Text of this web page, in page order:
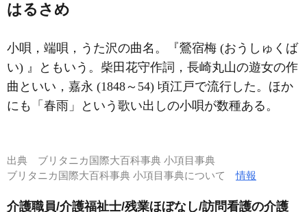
はるさめ
小唄，端唄，うた沢の曲名。『鶯宿梅 (おうしゅくば
い) 』ともいう。柴田花守作詞，長崎丸山の遊女の作
曲といい，嘉永 (1848～54) 頃江戸で流行した。ほか
にも「春雨」という歌い出しの小唄が数種ある。
出典 ブリタニカ国際大百科事典 小項目事典
ブリタニカ国際大百科事典 小項目事典について情報
介護職員/介護福祉士/残業ほぼなし/訪問看護の介護